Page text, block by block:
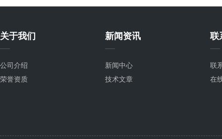
关于我们
公司介绍
荣誉资质
新闻资讯
新闻中心
技术文章
联
联
在